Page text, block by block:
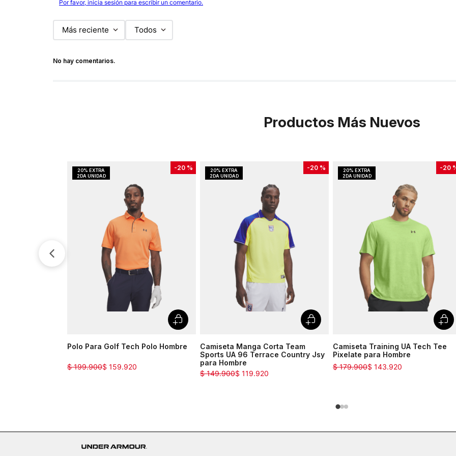
Por favor, inicia sesión para escribir un comentario.
Más reciente Todos
No hay comentarios.
Productos Más Nuevos
-20 %
Polo Para Golf Tech Polo Hombre
$ 159.920
$ 199.900
-20 %
Camiseta Manga Corta Team
Sports UA 96 Terrace Country Jsy
para Hombre
$ 119.920
$ 149.900
-20
Camiseta Training UA Tech Tee
Pixelate para Hombre
$ 143.920
$ 179.900